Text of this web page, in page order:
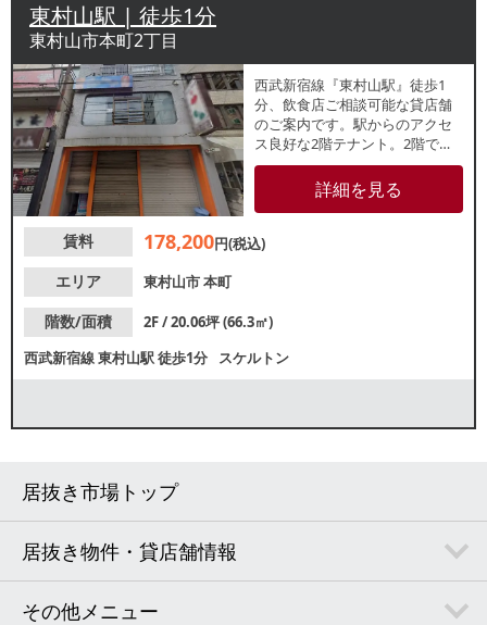
東村山駅 | 徒歩1分
東村山市本町2丁目
西武新宿線『東村山駅』徒歩1
分、飲食店ご相談可能な貸店舗
のご案内です。駅からのアクセ
ス良好な2階テナント。2階です
がガラス面も大きく視認性良好
です。周辺は焼肉屋や中華料理
屋など多数飲食店が盛業してお
問い合わせください。
詳細を見る
賃料 178,200円(税込)
エリア
東村山市本町
階数/面積
2F / 20.06坪 (66.3㎡)
西武新宿線東村山駅徒歩1分 スケルトン
居抜き市場トップ
居抜き物件・貸店舗情報
その他メニュー